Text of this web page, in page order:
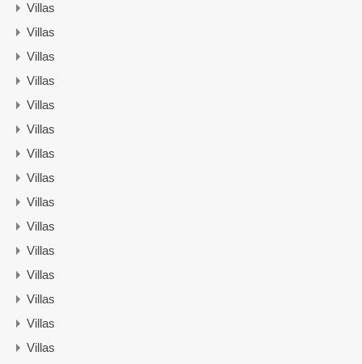
Villas
Villas
Villas
Villas
Villas
Villas
Villas
Villas
Villas
Villas
Villas
Villas
Villas
Villas
Villas